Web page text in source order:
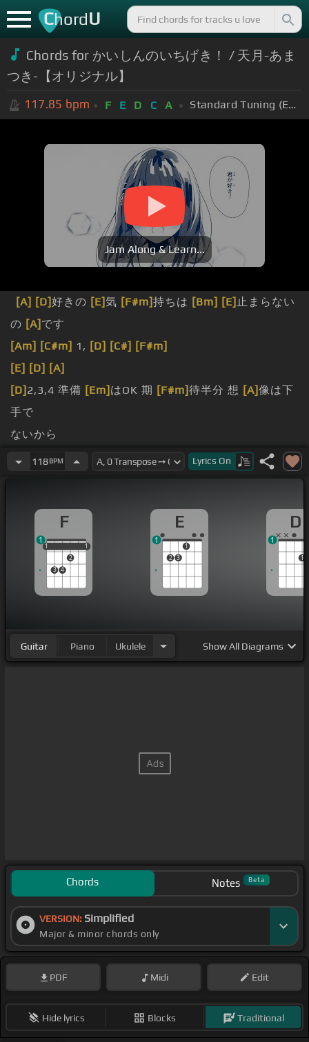
ChordU
Chords for かいしんのいちげき！ / 天月-あま
つき-【オリジナル】
117.85 bpm F E D C A Standard Tuning (EADGBE)
Jam Along & Learn...
[A] [D]好きの [E]気 [F#m]持ちは [Bm] [E] 止まらない
の [A] です
[Am] [C#m] 1, [D] [C#] [F#m]
[E] [D] [A]
[D] 2,3,4 準備 [Em] はOK 期 [F#m]待半分 想 [A]像は下
手で
ないから
り妄 [D]想は下手で
118BPM Lyrics On
F
1
3 4
2
1
1 1
1
E
2 3
1
1
D
1
1
Guitar Piano Ukulele ShowAll Diagrams
Chords Notes Beta
VERSION: Simplified
Major & minor chords only
PDF Midi Edit
Hide lyrics Blocks Traditional